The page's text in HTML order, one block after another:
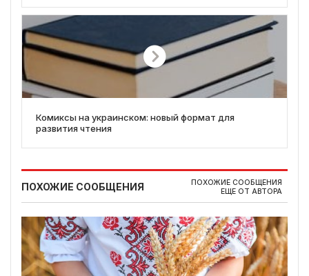
Комиксы на украинском: новый формат для
развития чтения
ПОХОЖИЕ СООБЩЕНИЯ
ПОХОЖИЕ СООБЩЕНИЯ
ЕЩЕ ОТ АВТОРА